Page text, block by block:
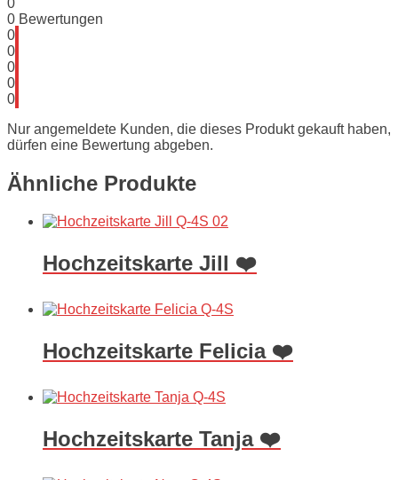
0
0 Bewertungen
0
0
0
0
0
Nur angemeldete Kunden, die dieses Produkt gekauft haben,
dürfen eine Bewertung abgeben.
Ähnliche Produkte
Hochzeitskarte Jill ❤️
Hochzeitskarte Felicia ❤️
Hochzeitskarte Tanja ❤️